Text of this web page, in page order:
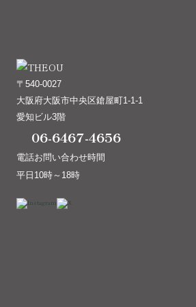
〒540-0027
大阪府大阪市中央区鎗屋町1-1-1
愛知ビル3階
06-6467-4656
電話お問い合わせ時間
平日10時～18時